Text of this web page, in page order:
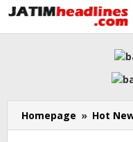
Lewati
ke
konten
Homepage » Hot